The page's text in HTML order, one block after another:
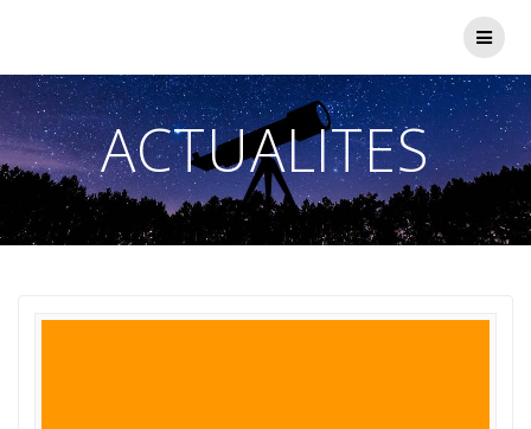
ACTUALITES